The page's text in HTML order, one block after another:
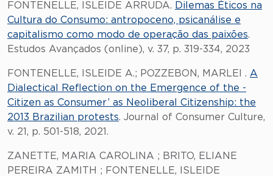
FONTENELLE, ISLEIDE ARRUDA. Dilemas Éticos na
Cultura do Consumo: antropoceno, psicanálise e
capitalismo como modo de operação das paixões.
Estudos Avançados (online), v. 37, p. 319-334, 2023
FONTENELLE, ISLEIDE A.; POZZEBON, MARLEI . A
Dialectical Reflection on the Emergence of the -
Citizen as Consumer’ as Neoliberal Citizenship: the
2013 Brazilian protests. Journal of Consumer Culture,
v. 21, p. 501-518, 2021.
ZANETTE, MARIA CAROLINA ; BRITO, ELIANE
PEREIRA ZAMITH ; FONTENELLE, ISLEIDE